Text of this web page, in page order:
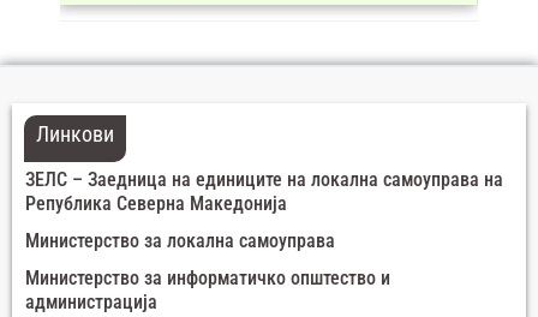
Линкови
ЗЕЛС – Заедница на единиците на локална самоуправа на
Република Северна Македонија
Министерство за локална самоуправа
Министерство за информатичко општество и
администрација